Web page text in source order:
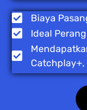
Biaya
Ideal
Catchplay+,